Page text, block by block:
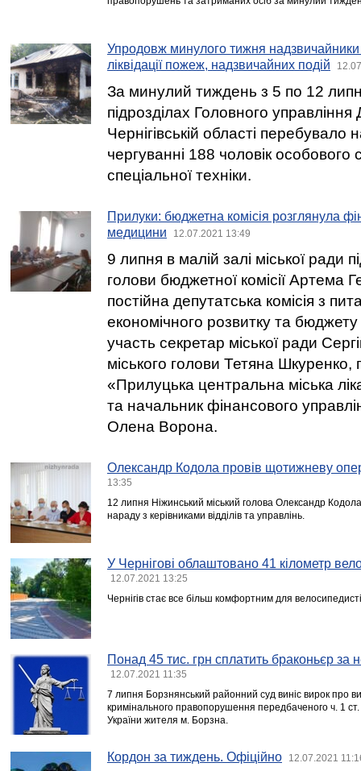
Упродовж минулого тижня надзвичайники
ліквідації пожеж, надзвичайних подій
За минулий тиждень з 5 по 12
підрозділах Головного
Чернігівській області перебувало
чергуванні 188 чоловік особового
спеціальної техніки.
Прилуки: бюджетна комісія розглянула
медицини
12.07.2021 13:49
9 липня в малій залі міської ради
голови бюджетної комісії Артема
постійна депутатська комісія з
економічного розвитку та бюджету
участь секретар міської ради
міського голови Тетяна Шкуренко,
«Прилуцька центральна міська
та начальник фінансового
Олена Ворона.
Олександр Кодола провів щотижневу
13:35
12 липня Ніжинський міський голова Олександр
нараду з керівниками відділів та управлінь.
У Чернігові облаштовано 41 кілометр
12.07.2021 13:25
Чернігів стає все більш комфортним для
Понад 45 тис. грн сплатить браконьєр за
12.07.2021 11:35
7 липня Борзнянський районний суд виніс вирок про
кримінального правопорушення передбаченого ч. 1
України жителя м. Борзна.
Кордон за тиждень. Офіційно 12.07.2021